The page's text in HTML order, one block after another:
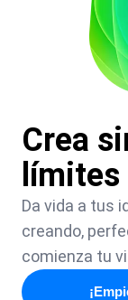
Crea
límites
Da vida a tus
creando,
comienza tu